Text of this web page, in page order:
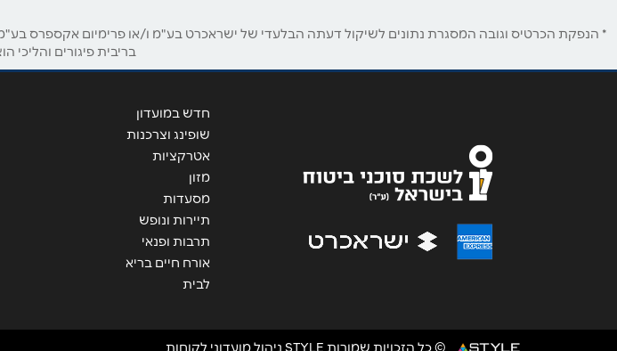
* הנפקת הכרטיס וגובה המסגרת נתונים לשיקול דעתה הבלעדי של ישראכרט בע"מ ו/או פרימיום אקספרס בע"מ
בריבית פיגורים והליכי
חדש במועדון
שופינג וצרכנות
אטרקציות
מזון
מסעדות
תיירות ונופש
תרבות ופנאי
אורח חיים בריא
לבית
© כל הזכויות שמורות STYLE ניהול מועדוני לקוחות